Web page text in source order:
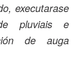
executarase
pluviais e
de auga